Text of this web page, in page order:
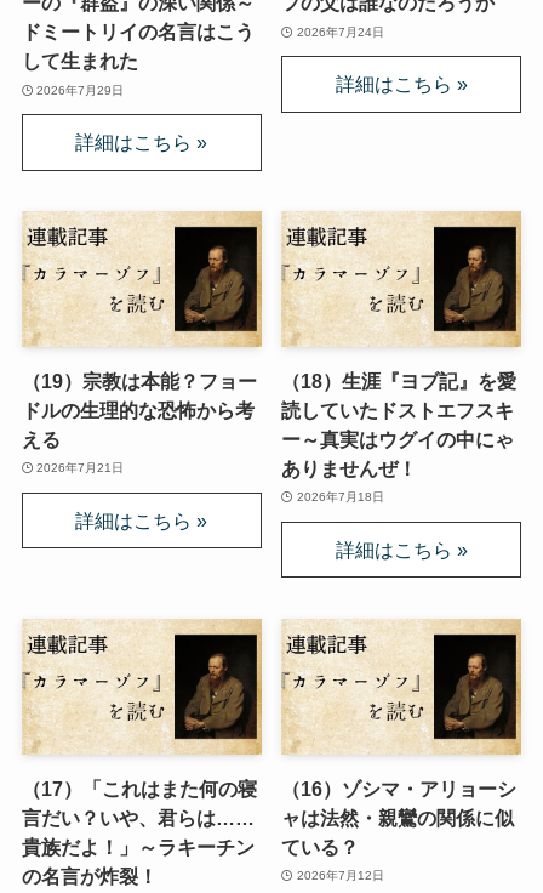
ドミートリイの名言はこう
して生まれた
2026年7月29日
2026年7月24日
（19）宗教は本能？フョー
ドルの生理的な恐怖から考
える
2026年7月21日
（18）生涯『ヨブ記』を愛
読していたドストエフスキ
ー～真実はウグイの中にゃ
ありませんぜ！
2026年7月18日
（17）「これはまた何の寝
言だい？いや、君らは……
貴族だよ！」～ラキーチン
の名言が炸裂！
（16）ゾシマ・アリョーシ
ャは法然・親鸞の関係に似
ている？
2026年7月12日